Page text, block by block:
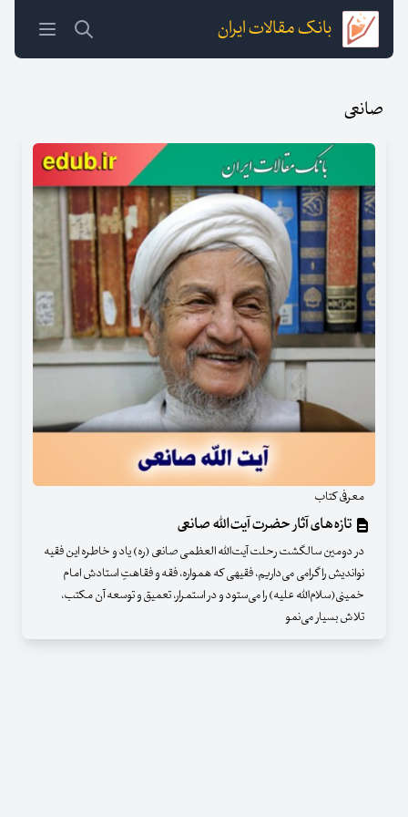
بانک مقالات ایران
صانعی
معرفی کتاب
تازه‌های آثار حضرت آیت‌الله صانعی
در دومین سالگشت رحلت آیت‌الله العظمی صانعی (ره) یاد و خاطره این فقیه
نواندیش را گرامی می‌داریم، فقیهی که همواره، فقه و فقاهتِ استادش امام
خمینی(سلام‌الله علیه) را می‌ستود و در استمرار، تعمیق و توسعه آن مکتب،
تلاش بسیار می‌نمو